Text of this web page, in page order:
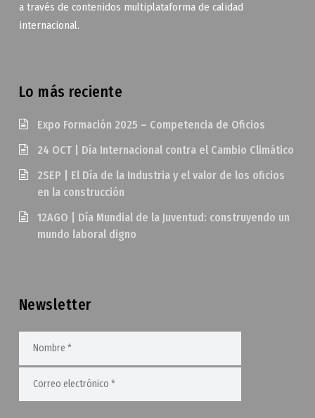
a través de contenidos multiplataforma de calidad
internacional.
Lo más reciente
Expo Formación 2025 – Competencia de Oficios
24 OCT | Día Internacional contra el Cambio Climático
2SEP | El Día de la Industria y el valor de los oficios
en la construcción
12AGO | Día Mundial de la Juventud: construyendo un
mundo laboral digno
Newsletter